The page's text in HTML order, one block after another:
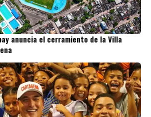
anuncia el cerramiento de la Villa